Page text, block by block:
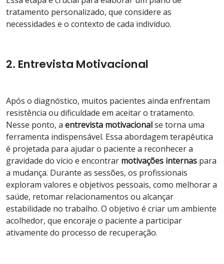
tratamento personalizado, que considere as
necessidades e o contexto de cada indivíduo.
2. Entrevista Motivacional
Após o diagnóstico, muitos pacientes ainda enfrentam
resistência ou dificuldade em aceitar o tratamento.
Nesse ponto, a entrevista motivacionalse torna uma
ferramenta indispensável. Essa abordagem terapêutica
é projetada para ajudar o paciente a reconhecer a
gravidade do vício e encontrar motivações internas para
a mudança. Durante as sessões, os profissionais
exploram valores e objetivos pessoais, como melhorar a
saúde, retomar relacionamentos ou alcançar
estabilidade no trabalho. O objetivo é criar um ambiente
acolhedor, que encoraje o paciente a participar
ativamente do processo de recuperação.